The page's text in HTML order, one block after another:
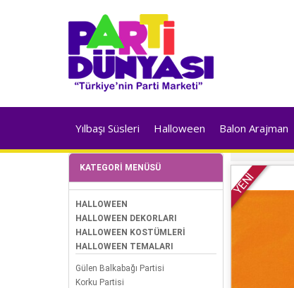
Yılbaşı Süsleri Halloween Balon Arajman
KATEGORI MENÜSÜ
HALLOWEEN
HALLOWEEN DEKORLARI
HALLOWEEN KOSTÜMLERİ
HALLOWEEN TEMALARI
Gülen Balkabağı Partisi
Korku Partisi
YENİ